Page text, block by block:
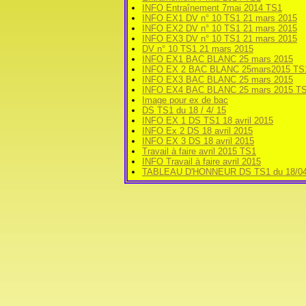
INFO Entraînement 7mai 2014 TS1
INFO EX1 DV n° 10 TS1 21 mars 2015
INFO EX2 DV n° 10 TS1 21 mars 2015
INFO EX3 DV n° 10 TS1 21 mars 2015
DV n° 10 TS1 21 mars 2015
INFO EX1 BAC BLANC 25 mars 2015
INFO EX 2 BAC BLANC 25mars2015
INFO EX3 BAC BLANC 25 mars 2015
INFO EX4 BAC BLANC 25 mars 2015 TS
Image pour ex de bac
DS TS1 du 18 / 4/ 15
INFO EX 1 DS TS1 18 avril 2015
INFO Ex 2 DS 18 avril 2015
INFO EX 3 DS 18 avril 2015
Travail à faire avril 2015 TS1
INFO Travail à faire avril 2015
TABLEAU D'HONNEUR DS TS1 du 18/